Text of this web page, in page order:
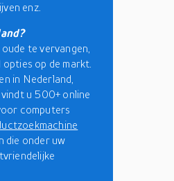
enz.
te vervangen,
op de markt.
in Nederland,
u 500+ online
computers
die onder uw